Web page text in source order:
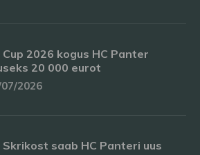
2026 kogus HC Panter
20 000 eurot
2026
saab HC Panteri uus